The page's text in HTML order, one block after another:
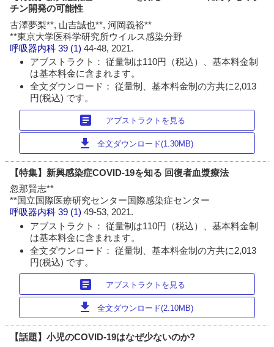
チン開発の可能性
古澤夢梨**, 山吉誠也**, 河岡義裕**
**東京大学医科学研究所ウイルス感染分野
呼吸器内科 39 (1)44-48, 2021.
アブストラクト： 従量制は110円（税込）、基本料金制
は基本料金に含まれます。
全文ダウンロード： 従量制、基本料金制の方共に2,013
円(税込) です。
article アブストラクトを見る
download 全文ダウンロード(1.30MB)
【特集】新興感染症COVID-19を知る 回復者血漿療法
忽那賢志**
**国立国際医療研究センター国際感染症センター
呼吸器内科 39 (1)49-53, 2021.
アブストラクト： 従量制は110円（税込）、基本料金制
は基本料金に含まれます。
全文ダウンロード： 従量制、基本料金制の方共に2,013
円(税込) です。
article アブストラクトを見る
download 全文ダウンロード(2.10MB)
【話題】小児のCOVID-19はなぜ少ないのか?